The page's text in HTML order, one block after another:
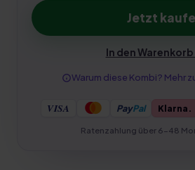
Jetzt
In den
Warum diese Kombi? Mehr
VISA PayPal Klarna.
Ratenzahlung über 6–48